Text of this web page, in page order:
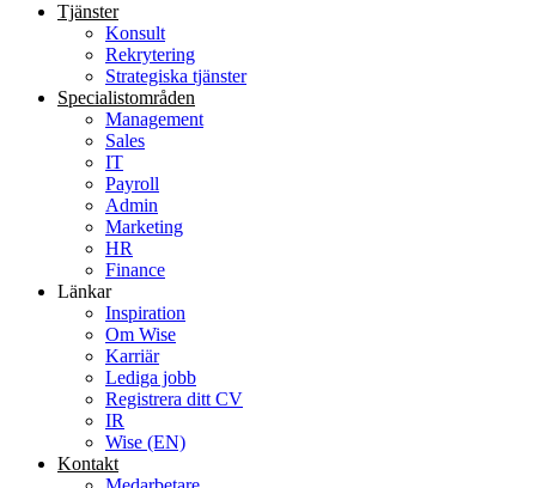
Tjänster
Konsult
Rekrytering
Strategiska tjänster
Specialist­områden
Management
Sales
IT
Payroll
Admin
Marketing
HR
Finance
Länkar
Inspiration
Om Wise
Karriär
Lediga jobb
Registrera ditt CV
IR
Wise (EN)
Kontakt